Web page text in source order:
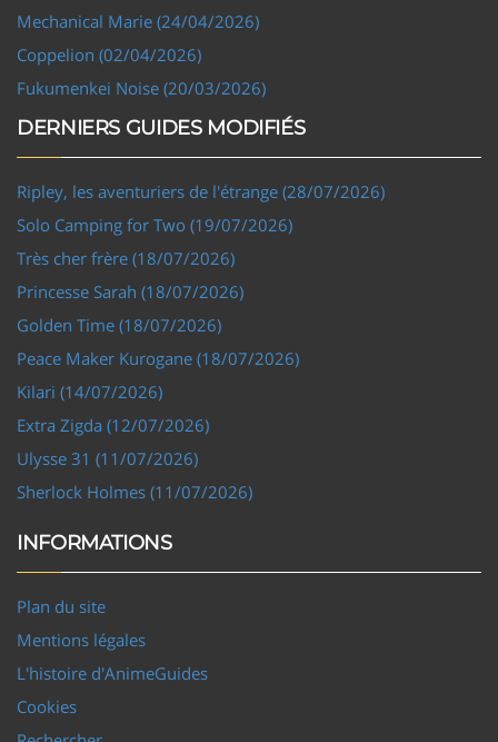
Mechanical Marie (24/04/2026)
Coppelion (02/04/2026)
Fukumenkei Noise (20/03/2026)
DERNIERS GUIDES MODIFIÉS
Ripley, les aventuriers de l'étrange (28/07/2026)
Solo Camping for Two (19/07/2026)
Très cher frère (18/07/2026)
Princesse Sarah (18/07/2026)
Golden Time (18/07/2026)
Peace Maker Kurogane (18/07/2026)
Kilari (14/07/2026)
Extra Zigda (12/07/2026)
Ulysse 31 (11/07/2026)
Sherlock Holmes (11/07/2026)
INFORMATIONS
Plan du site
Mentions légales
L'histoire d'AnimeGuides
Cookies